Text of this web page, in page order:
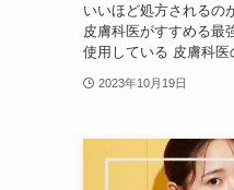
いいほど処方されるの
皮膚科医がすすめる最
使用している 皮膚科
2023年10月19日